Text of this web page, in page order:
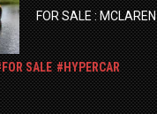
FOR SALE :
FOR SALE
HYPERCAR